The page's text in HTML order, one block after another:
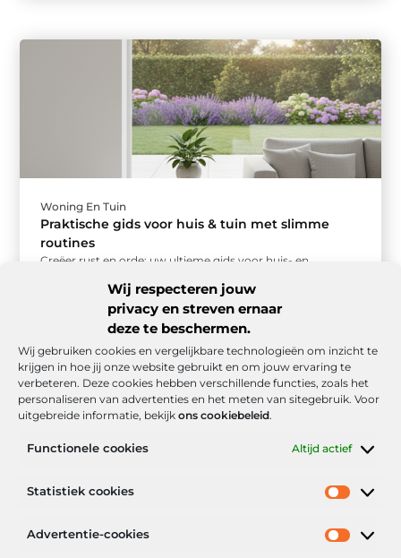
Wij respecteren jouw
privacy en streven ernaar
deze te beschermen.
Wij gebruiken cookies en vergelijkbare technologieën om inzicht te
krijgen in hoe jij onze website gebruikt en om jouw ervaring te
verbeteren. Deze cookies hebben verschillende functies, zoals het
personaliseren van advertenties en het meten van sitegebruik. Voor
uitgebreide informatie, bekijk ons cookiebeleid.
Functionele cookies Altijd actief
Statistiek cookies
Advertentie-cookies
Woning En Tuin
Praktische gids voor huis & tuin met slimme
routines
Creëer rust en orde: uw ultieme gids voor huis- en
Onze informatie